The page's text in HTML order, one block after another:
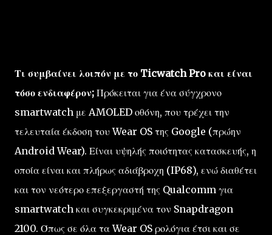
Τι συμβαίνει λοιπόν με το Ticwatch Pro και είναι
τόσο ενδιαφέρον; Πρόκειται για ένα σύγχρονο
smartwatch με AMOLED οθόνη, που τρέχει την
τελευταία έκδοση του Wear OS της Google (πρώην
Android Wear). Είναι υψηλής ποιότητας κατασκευής, η
οποία είναι και πλήρως αδιάβροχη (IP68), ενώ διαθέτει
και τον νεότερο επεξεργαστή της Qualcomm για
smartwatch και συγκεκριμένα τον Snapdragon
2100. Όπως σε όλα τα Wear OS ρολόγια έτσι και σε